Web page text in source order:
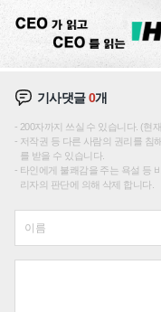
기사댓글0개
200자까지 쓰실 수 있습니다. (현
저작권 등 다른 사람의 권리를 침
를 받을 수 있습니다.
타인에게 불쾌감을 주는 욕설 등
리자의 판단에 의해 삭제 합니다.